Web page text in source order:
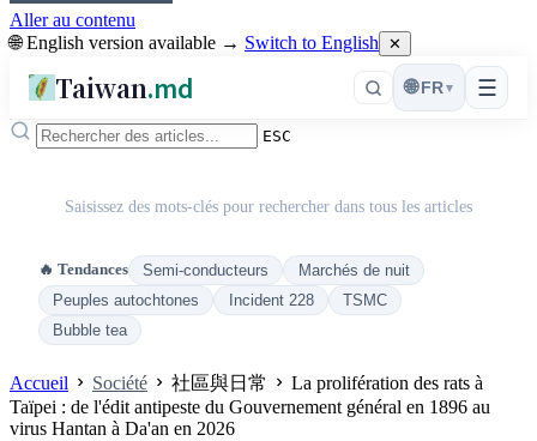
Aller au contenu
🌐 English version available → Switch to English ✕
Taiwan.md ☰
🌐 FR ▾
ESC
Saisissez des mots-clés pour rechercher dans tous les articles
🔥 Tendances Semi-conducteurs
Marchés de nuit
Peuples autochtones
Incident 228
TSMC
Bubble tea
Accueil Société 社區與日常
La prolifération des rats à
Taïpei : de l'édit antipeste du Gouvernement général en 1896 au
virus Hantan à Da'an en 2026